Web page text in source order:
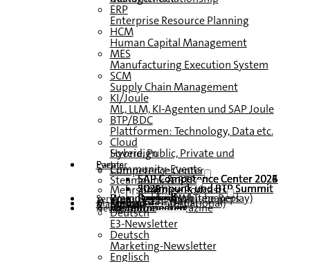
ERP
Enterprise Resource Planning
HCM
Human Capital Management
MES
Manufacturing Execution System
SCM
Supply Chain Management
KI/Joule
ML, LLM, KI-Agenten und SAP Joule
BTP/BDC
Plattformen: Technology, Data etc.
Cloud
Hybrid, Public, Private und Sovereign
Partner
EventsCommunity-Events
Competence Center
SAP Competence Center 2026
SAP Competence Center 2025
SAP Competence Center 2024
SAP Competence Center 2023
Steampunk & BTP
Steampunk und BTP Summit 2026
Steampunk und BTP Summit 2025
Steampunk und BTP Summit 2024
Mehrsprachige Podcasts
Deutsch
Englisch
Spanisch
Französisch
Roundtables (YouTube Replay)
Webinare und Whitepapers
ServiceFormulare
Kontakt
Mediadaten DACH
Media Kit (International)
Magazin
hier abonnieren
für Abonnenten
kostenfreie Magazine
Newsletter
Deutsch
E3-Newsletter
Deutsch
Marketing-Newsletter
Englisch